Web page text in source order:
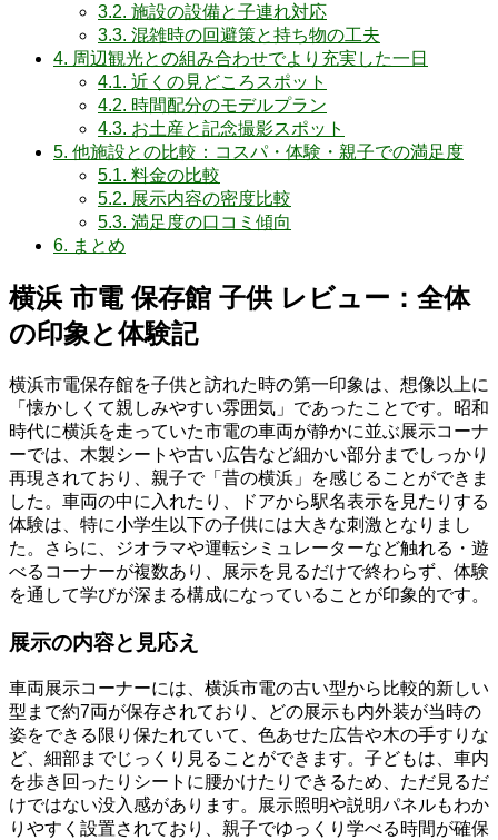
3.2. 施設の設備と子連れ対応
3.3. 混雑時の回避策と持ち物の工夫
4. 周辺観光との組み合わせでより充実した一日
4.1. 近くの見どころスポット
4.2. 時間配分のモデルプラン
4.3. お土産と記念撮影スポット
5. 他施設との比較：コスパ・体験・親子での満足度
5.1. 料金の比較
5.2. 展示内容の密度比較
5.3. 満足度の口コミ傾向
6. まとめ
横浜 市電 保存館 子供 レビュー：全体
の印象と体験記
横浜市電保存館を子供と訪れた時の第一印象は、想像以上に
「懐かしくて親しみやすい雰囲気」であったことです。昭和
時代に横浜を走っていた市電の車両が静かに並ぶ展示コーナ
ーでは、木製シートや古い広告など細かい部分までしっかり
再現されており、親子で「昔の横浜」を感じることができま
した。車両の中に入れたり、ドアから駅名表示を見たりする
体験は、特に小学生以下の子供には大きな刺激となりまし
た。さらに、ジオラマや運転シミュレーターなど触れる・遊
べるコーナーが複数あり、展示を見るだけで終わらず、体験
を通して学びが深まる構成になっていることが印象的です。
展示の内容と見応え
車両展示コーナーには、横浜市電の古い型から比較的新しい
型まで約7両が保存されており、どの展示も内外装が当時の
姿をできる限り保たれていて、色あせた広告や木の手すりな
ど、細部までじっくり見ることができます。子どもは、車内
を歩き回ったりシートに腰かけたりできるため、ただ見るだ
けではない没入感があります。展示照明や説明パネルもわか
りやすく設置されており、親子でゆっくり学べる時間が確保